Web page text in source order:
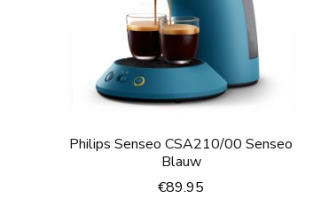
Philips Senseo CSA210/00 Senseo
Blauw
€89.95